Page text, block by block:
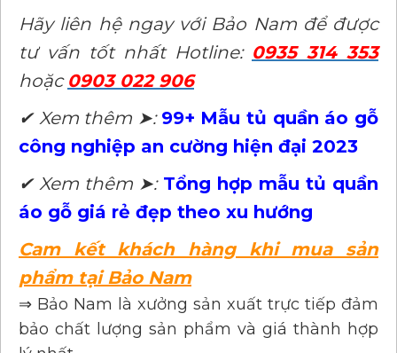
Hãy liên hệ ngay với Bảo Nam để được
tư vấn tốt nhất Hotline: 0935 314 353
hoặc 0903 022 906
✔ Xem thêm ➤: 99+ Mẫu tủ quần áo gỗ
công nghiệp an cường hiện đại 2023
✔ Xem thêm ➤: Tổng hợp mẫu tủ quần
áo gỗ giá rẻ đẹp theo xu hướng
Cam kết khách hàng khi mua sản
phẩm tại Bảo Nam
⇒ Bảo Nam là xưởng sản xuất trực tiếp đảm
bảo chất lượng sản phẩm và giá thành hợp